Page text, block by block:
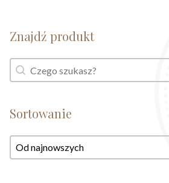
Znajdź produkt
Znajdź produkt
Znajdź produkt
Sortowanie
Sortowanie
Sortowanie